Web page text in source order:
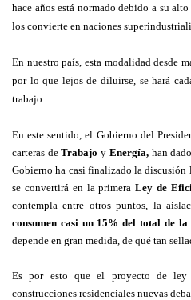
hace años está normado debido a su
los convierte en naciones
En nuestro país, esta modalidad desde
por lo que lejos de diluirse, se hará
trabajo.
En este sentido, el Gobierno del
carteras deTrabajo y Energía, han
Gobierno ha casi finalizado la
se convertirá en la primeraLey de
contempla entre otros puntos, la
consumen casi un 15% del total de
depende en gran medida, de qué tan
Es por esto que el proyecto de ley
construcciones residenciales nuevas